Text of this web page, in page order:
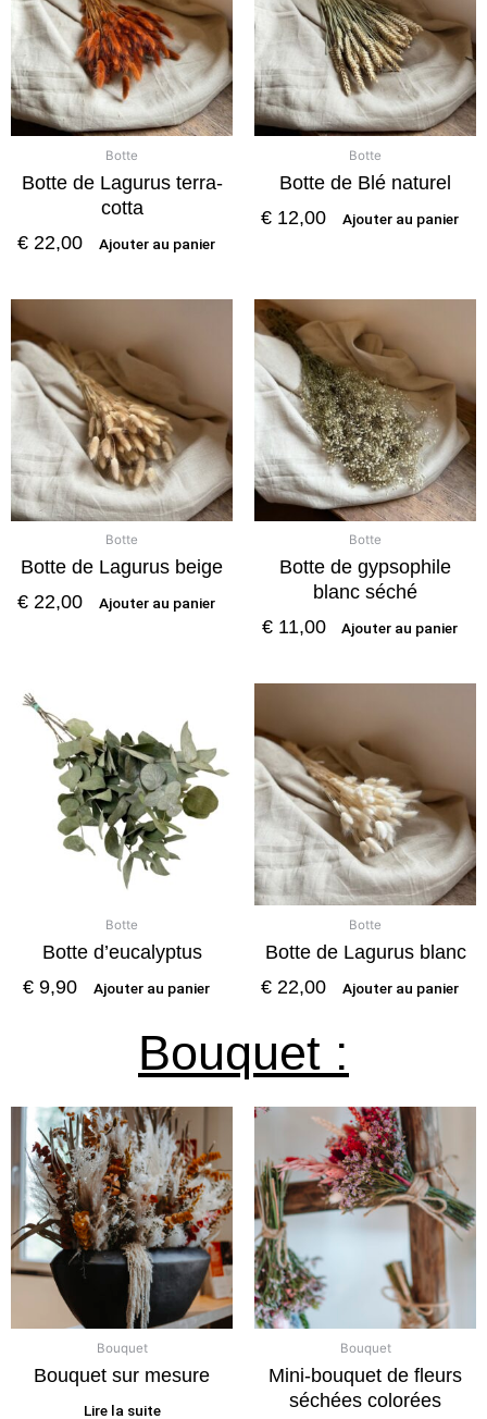
Botte
Botte de Lagurus terra-
cotta
€ 22,00 Ajouter au panier
Botte
Botte de Blé naturel
€ 12,00 Ajouter au panier
Botte
Botte de Lagurus beige
€ 22,00 Ajouter au panier
Botte
Botte de gypsophile
blanc séché
€11,00 Ajouter au panier
Botte
Botte d’eucalyptus
€ 9,90 Ajouter au panier
Botte
Botte de Lagurus blanc
€ 22,00 Ajouter au panier
Bouquet :
Bouquet
Bouquet sur mesure
Lire la suite
Bouquet
Mini-bouquet de fleurs
séchées colorées